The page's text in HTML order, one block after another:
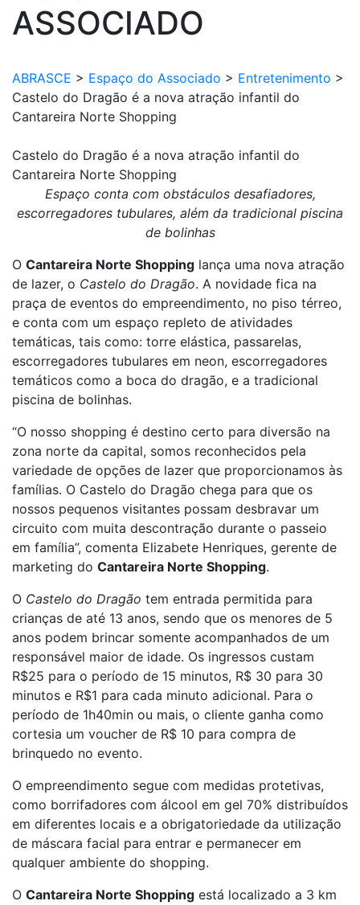
ASSOCIADO
ABRASCE > Espaço do Associado > Entretenimento >
Castelo do Dragão é a nova atração infantil do
Cantareira Norte Shopping
Castelo do Dragão é a nova atração infantil do
Cantareira Norte Shopping
Espaço conta com obstáculos desafiadores,
escorregadores tubulares, além da tradicional piscina
de bolinhas
O Cantareira Norte Shopping lança uma nova atração
de lazer, o Castelo do Dragão. A novidade fica na
praça de eventos do empreendimento, no piso térreo,
e conta com um espaço repleto de atividades
temáticas, tais como: torre elástica, passarelas,
escorregadores tubulares em neon, escorregadores
temáticos como a boca do dragão, e a tradicional
piscina de bolinhas.
“O nosso shopping é destino certo para diversão na
zona norte da capital, somos reconhecidos pela
variedade de opções de lazer que proporcionamos às
famílias. O Castelo do Dragão chega para que os
nossos pequenos visitantes possam desbravar um
circuito com muita descontração durante o passeio
em família”, comenta Elizabete Henriques, gerente de
marketing do Cantareira Norte Shopping.
O Castelo do Dragão tem entrada permitida para
crianças de até 13 anos, sendo que os menores de 5
anos podem brincar somente acompanhados de um
responsável maior de idade. Os ingressos custam
R$25 para o período de 15 minutos, R$ 30 para 30
minutos e R$1 para cada minuto adicional. Para o
período de 1h40min ou mais, o cliente ganha como
cortesia um voucher de R$ 10 para compra de
brinquedo no evento.
O empreendimento segue com medidas protetivas,
como borrifadores com álcool em gel 70% distribuídos
em diferentes locais e a obrigatoriedade da utilização
de máscara facial para entrar e permanecer em
qualquer ambiente do shopping.
O Cantareira Norte Shopping está localizado a 3 km